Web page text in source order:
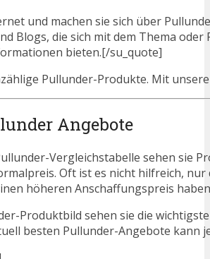
und machen sie sich über
Blogs, die sich mit dem Thema
bieten.[/su_quote]
Pullunder-Produkte. Mit
Angebote
Vergleichstabelle sehen sie
Oft ist es nicht hilfreich,
höheren Anschaffungspreis
Produktbild sehen sie die
besten Pullunder-Angebote kann